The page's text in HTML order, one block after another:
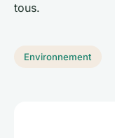
tous.
Environnement